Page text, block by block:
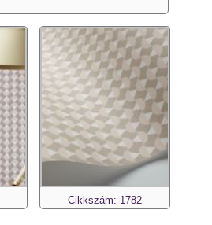
Cikkszám: 1782